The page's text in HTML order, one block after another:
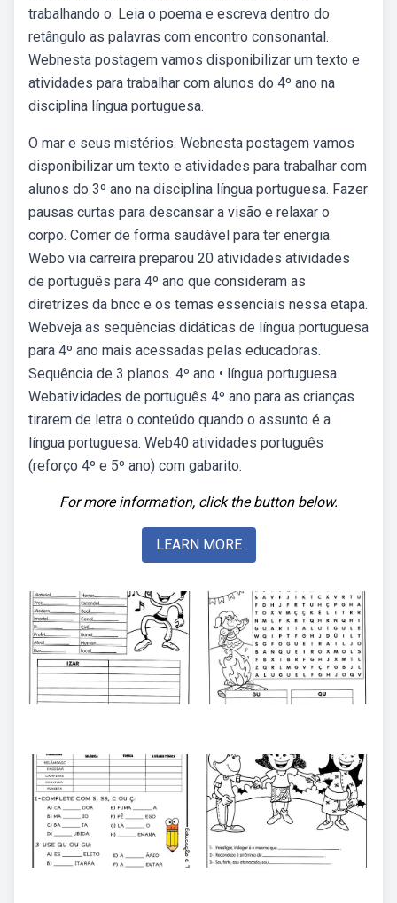
trabalhando o. Leia o poema e escreva dentro do
retângulo as palavras com encontro consonantal.
Webnesta postagem vamos disponibilizar um texto e
atividades para trabalhar com alunos do 4º ano na
disciplina língua portuguesa.
O mar e seus mistérios. Webnesta postagem vamos
disponibilizar um texto e atividades para trabalhar com
alunos do 3º ano na disciplina língua portuguesa. Fazer
pausas curtas para descansar a visão e relaxar o
corpo. Comer de forma saudável para ter energia.
Webo via carreira preparou 20 atividades atividades
de português para 4º ano que consideram as
diretrizes da bncc e os temas essenciais nessa etapa.
Webveja as sequências didáticas de língua portuguesa
para 4º ano mais acessadas pelas educadoras.
Sequência de 3 planos. 4º ano • língua portuguesa.
Webatividades de português 4º ano para as crianças
tirarem de letra o conteúdo quando o assunto é a
língua portuguesa. Web40 atividades português
(reforço 4º e 5º ano) com gabarito.
For more information, click the button below.
LEARN MORE